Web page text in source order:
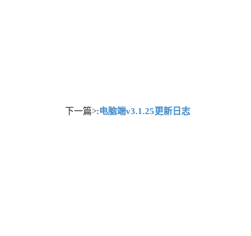
下一篇>:电脑端v3.1.25更新日志